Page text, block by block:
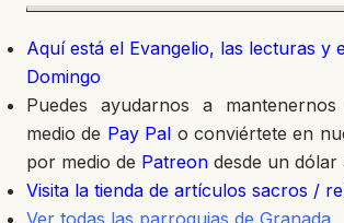
Aquí está el Evangelio, las lecturas y
Domingo
Puedes ayudarnos a
medio de Pay Pal o conviértete en
por medio de Patreon desde un dólar
Visita la tienda de artículos sacros /
Ver todas las parroquias de Granada